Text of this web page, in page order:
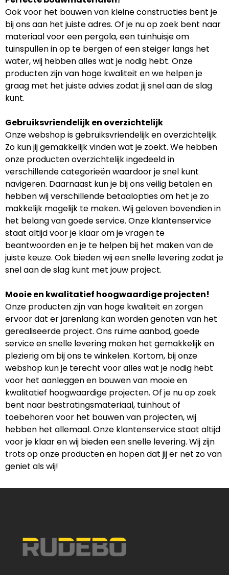
Ook voor het bouwen van kleine constructies bent je
bij ons aan het juiste adres. Of je nu op zoek bent naar
materiaal voor een pergola, een tuinhuisje om
tuinspullen in op te bergen of een steiger langs het
water, wij hebben alles wat je nodig hebt. Onze
producten zijn van hoge kwaliteit en we helpen je
graag met het juiste advies zodat jij snel aan de slag
kunt.
Gebruiksvriendelijk en overzichtelijk
Onze webshop is gebruiksvriendelijk en overzichtelijk.
Zo kun jij gemakkelijk vinden wat je zoekt. We hebben
onze producten overzichtelijk ingedeeld in
verschillende categorieën waardoor je snel kunt
navigeren. Daarnaast kun je bij ons veilig betalen en
hebben wij verschillende betaalopties om het je zo
makkelijk mogelijk te maken. Wij geloven bovendien in
het belang van goede service. Onze klantenservice
staat altijd voor je klaar om je vragen te
beantwoorden en je te helpen bij het maken van de
juiste keuze. Ook bieden wij een snelle levering zodat je
snel aan de slag kunt met jouw project.
Mooie en kwalitatief hoogwaardige projecten!
Onze producten zijn van hoge kwaliteit en zorgen
ervoor dat er jarenlang kan worden genoten van het
gerealiseerde project. Ons ruime aanbod, goede
service en snelle levering maken het gemakkelijk en
plezierig om bij ons te winkelen. Kortom, bij onze
webshop kun je terecht voor alles wat je nodig hebt
voor het aanleggen en bouwen van mooie en
kwalitatief hoogwaardige projecten. Of je nu op zoek
bent naar bestratingsmateriaal, tuinhout of
toebehoren voor het bouwen van projecten, wij
hebben het allemaal. Onze klantenservice staat altijd
voor je klaar en wij bieden een snelle levering. Wij zijn
trots op onze producten en hopen dat jij er net zo van
geniet als wij!